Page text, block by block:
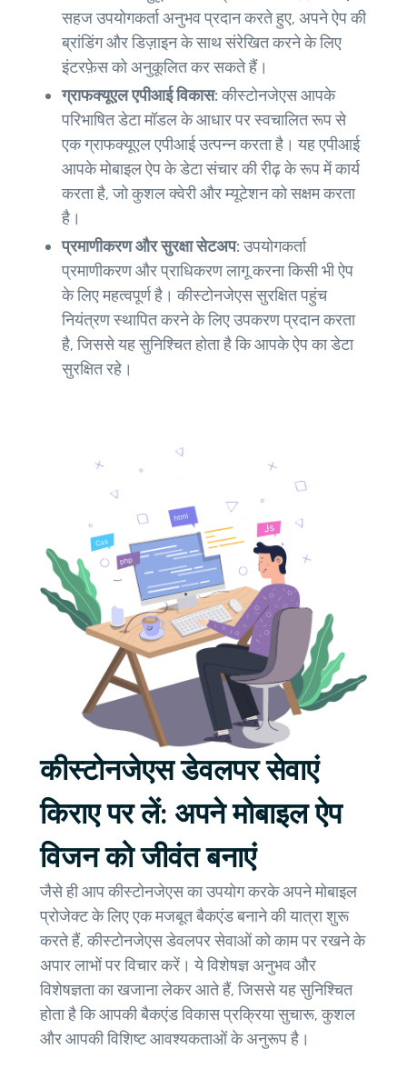
सहज उपयोगकर्ता अनुभव प्रदान करते हुए, अपने ऐप की
ब्रांडिंग और डिज़ाइन के साथ संरेखित करने के लिए
इंटरफ़ेस को अनुकूलित कर सकते हैं।
ग्राफक्यूएल एपीआई विकास:कीस्टोनजेएस आपके
परिभाषित डेटा मॉडल के आधार पर स्वचालित रूप से
एक ग्राफक्यूएल एपीआई उत्पन्न करता है। यह एपीआई
आपके मोबाइल ऐप के डेटा संचार की रीढ़ के रूप में कार्य
करता है, जो कुशल क्वेरी और म्यूटेशन को सक्षम करता
है।
प्रमाणीकरण और सुरक्षा सेटअप:उपयोगकर्ता
प्रमाणीकरण और प्राधिकरण लागू करना किसी भी ऐप
के लिए महत्वपूर्ण है। कीस्टोनजेएस सुरक्षित पहुंच
नियंत्रण स्थापित करने के लिए उपकरण प्रदान करता
है, जिससे यह सुनिश्चित होता है कि आपके ऐप का डेटा
सुरक्षित रहे।
कीस्टोनजेएस डेवलपर सेवाएं
किराए पर लें: अपने मोबाइल ऐप
विजन को जीवंत बनाएं
जैसे ही आप कीस्टोनजेएस का उपयोग करके अपने मोबाइल
प्रोजेक्ट के लिए एक मजबूत बैकएंड बनाने की यात्रा शुरू
करते हैं, कीस्टोनजेएस डेवलपर सेवाओं को काम पर रखने के
अपार लाभों पर विचार करें। ये विशेषज्ञ अनुभव और
विशेषज्ञता का खजाना लेकर आते हैं, जिससे यह सुनिश्चित
होता है कि आपकी बैकएंड विकास प्रक्रिया सुचारू, कुशल
और आपकी विशिष्ट आवश्यकताओं के अनुरूप है।